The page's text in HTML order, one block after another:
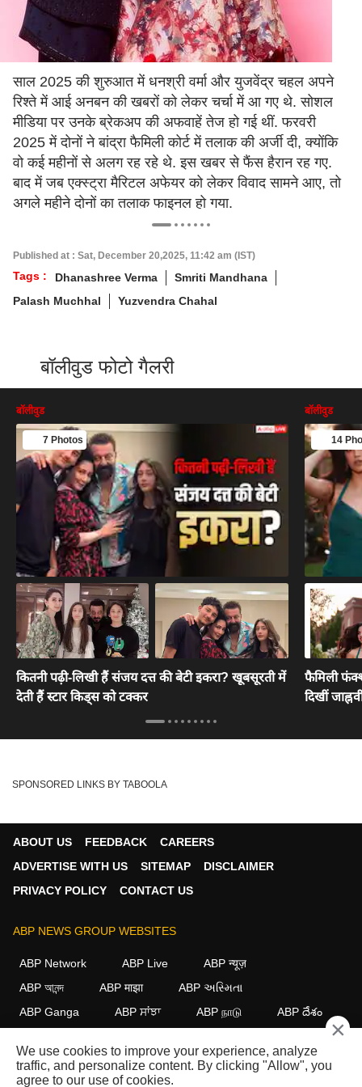
साल 2025 की शुरुआत में धनश्री वर्मा और युजवेंद्र चहल अपने
रिश्ते में आई अनबन की खबरों को लेकर चर्चा में आ गए थे. सोशल
मीडिया पर उनके ब्रेकअप की अफवाहें तेज हो गई थीं. फरवरी
2025 में दोनों ने बांद्रा फैमिली कोर्ट में तलाक की अर्जी दी, क्योंकि
वो कई महीनों से अलग रह रहे थे. इस खबर से फैंस हैरान रह गए.
बाद में जब एक्स्ट्रा मैरिटल अफेयर को लेकर विवाद सामने आए, तो
अगले महीने दोनों का तलाक फाइनल हो गया.
Published at : Sat, December 20,2025, 11:42 am (IST)
Tags : Dhanashree Verma
Smriti Mandhana
Palash Muchhal
Yuzvendra Chahal
बॉलीवुड फोटो गैलरी
बॉलीवुड
7 Photos
कितनी पढ़ी-लिखी हैं संजय दत्त की बेटी इकरा? खूबसूरती में
देती हैं स्टार किड्स को टक्कर
बॉलीवुड
14
फैमिली
दिखीं
SPONSORED LINKS BY TABOOLA
ABOUT US FEEDBACK
CAREERS
ADVERTISE WITH US
SITEMAP
DISCLAIMER
PRIVACY POLICY
CONTACT US
ABP NEWS GROUP WEBSITES
ABP Network ABP Live
ABP न्यूज़
ABP আনন্দ
ABP माझा
ABP અસ્મિતા
ABP Ganga
ABP ਸਾਂਝਾ ABP நாடு ABP దేశం
FOLLOW US
×
We use cookies to improve your experience, analyze
traffic, and personalize content. By clicking "Allow", you
agree to our use of cookies.